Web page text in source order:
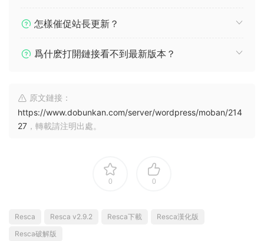
怎樣催促站長更新？
爲什麽打開鏈接看不到最新版本？
原文鏈接：
https://www.dobunkan.com/server/wordpress/moban/214
27 ，轉載請注明出處。
0 0
Resca Resca v2.9.2 Resca下載
Resca漢化版
Resca破解版